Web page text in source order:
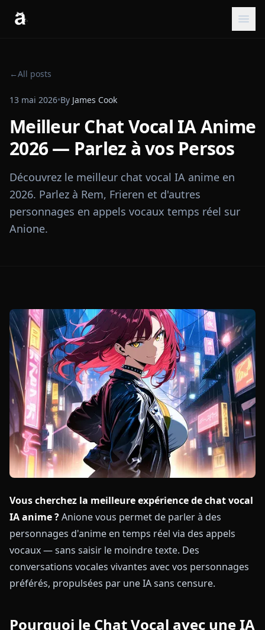
←All posts
13 mai 2026•By James Cook
Meilleur Chat Vocal IA Anime
2026 — Parlez à vos Persos
Découvrez le meilleur chat vocal IA anime en
2026. Parlez à Rem, Frieren et d'autres
personnages en appels vocaux temps réel sur
Anione.
Vous cherchez la meilleure expérience de chat vocal
IA anime ?Anione vous permet de parler à des
personnages d'anime en temps réel via des appels
vocaux — sans saisir le moindre texte. Des
conversations vocales vivantes avec vos personnages
préférés, propulsées par une IA sans censure.
Pourquoi le Chat Vocal avec une IA